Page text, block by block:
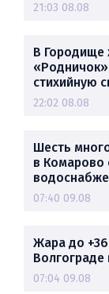
21:03 08.08
В Городище
стихийную
22:02 08.08
Шесть
в Комарово
07:40 09.08
Жара до
Волгограде
07:04 09.08